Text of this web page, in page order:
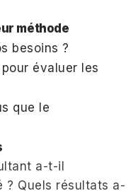
méthode
besoins ?
évaluer les
que le
a-t-il
? Quels résultats a-